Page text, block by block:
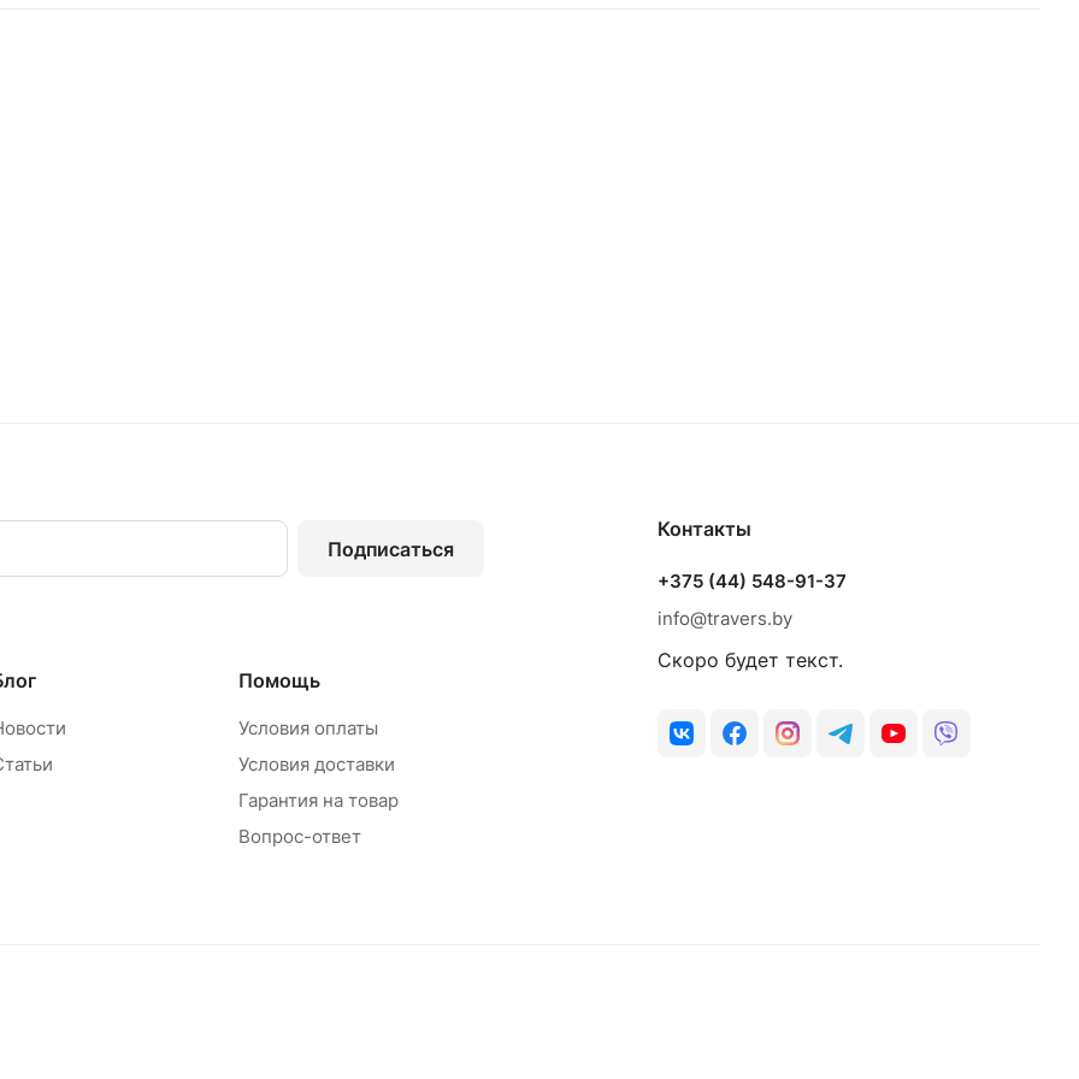
Подписаться
Помощь
Условия оплаты
Условия доставки
Гарантия на товар
Вопрос-ответ
Контакты
+375 (44) 548-91-37
info@travers.by
Скоро будет текст.